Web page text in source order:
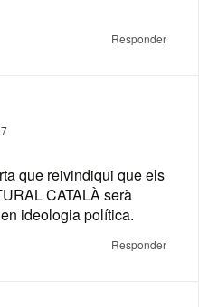
Responder
que reivindiqui que els
CATALÀ serà
ideologia política.
Responder